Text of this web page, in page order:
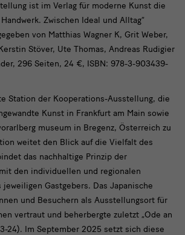
ist im Verlag für moderne Kunst die
Zwischen Ideal und Alltag“
von Matthias Wagner K, Grit Weber,
Stöver, Ute Thomas, Andreas Rudigier
296 Seiten, 24 €, ISBN: 978-3-903439-
Station der Kooperations-Ausstellung, die
Kunst in Frankfurt am Main sowie
museum in Bregenz, Österreich zu
weitet den Blick auf die Vielfalt des
das nachhaltige Prinzip der
den individuellen und regionalen
Gastgebers. Das Japanische
und Besuchern als Ausstellungsort für
vertraut und beherbergte zuletzt „Ode an
24). Im September 2025 setzt sich diese